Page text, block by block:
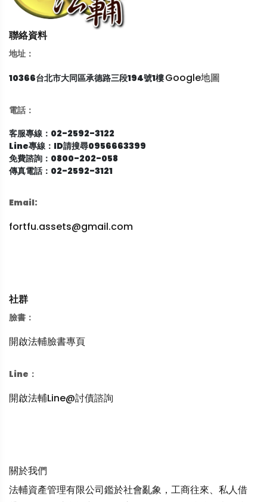
聯絡資料
地址：
10366台北市大同區承德路三段194號1樓Google地圖
電話：
客服專線：02-2592-3122
Line專線：ID請搜尋0956663399
免費諮詢：0800-202-058
傳真電話：02-2592-3121
Email:
fortfu.assets@gmail.com
社群
臉書：
開啟法輔臉書專頁
Line：
開啟法輔Line@討債諮詢
關於我們
法輔資產管理有限公司鑑於社會亂象，工商往來、私人借